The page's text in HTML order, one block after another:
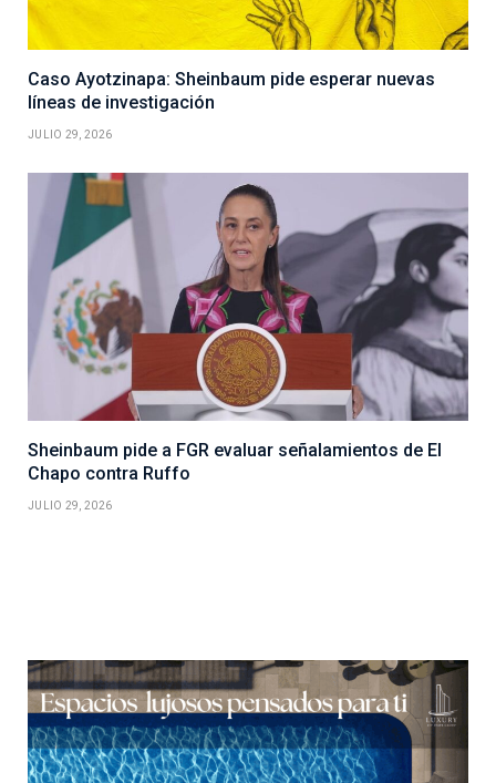
Caso Ayotzinapa: Sheinbaum pide esperar nuevas
líneas de investigación
JULIO 29, 2026
Sheinbaum pide a FGR evaluar señalamientos de El
Chapo contra Ruffo
JULIO 29, 2026